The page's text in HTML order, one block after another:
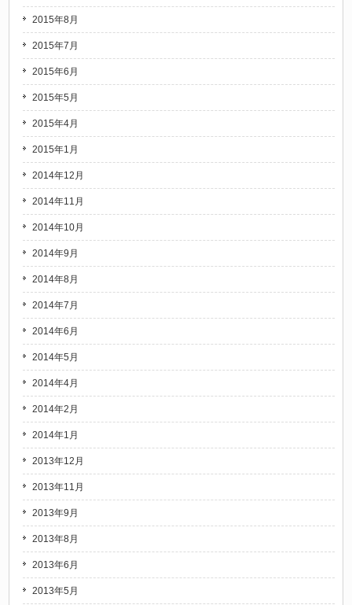
2015年8月
2015年7月
2015年6月
2015年5月
2015年4月
2015年1月
2014年12月
2014年11月
2014年10月
2014年9月
2014年8月
2014年7月
2014年6月
2014年5月
2014年4月
2014年2月
2014年1月
2013年12月
2013年11月
2013年9月
2013年8月
2013年6月
2013年5月